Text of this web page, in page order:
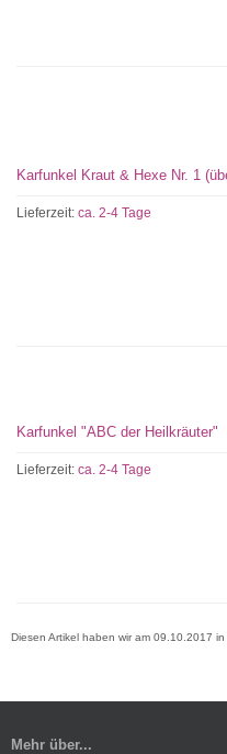
Karfunkel Kraut & Hexe Nr. 1
Lieferzeit: ca. 2-4 Tage
Karfunkel "ABC der Heilkräuter"
Lieferzeit: ca. 2-4 Tage
Diesen Artikel haben wir am 09.10.2017
Mehr über...